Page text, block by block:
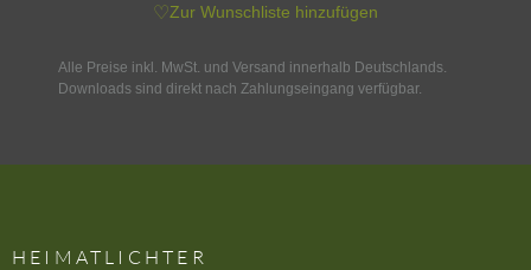
♡Zur Wunschliste hinzufügen
Alle Preise inkl. MwSt. und Versand innerhalb Deutschlands.
Downloads sind direkt nach Zahlungseingang verfügbar.
HEIMATLICHTER